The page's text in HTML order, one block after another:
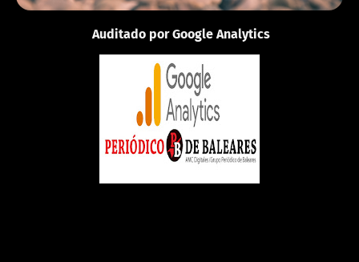
Auditado por Google Analytics